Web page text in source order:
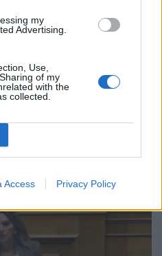
my
Advertising.
Use,
of my
with the
collected.
Access Privacy Policy
δυναμικά στην
χαρτοφυλάκιο ΑΠΕ